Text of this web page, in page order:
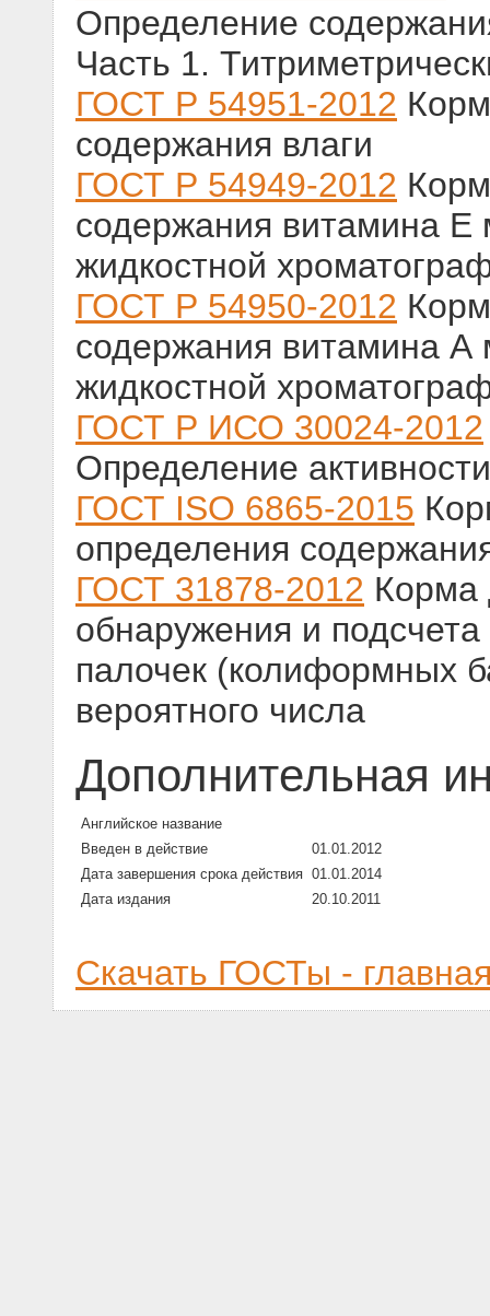
Определение
Часть 1.
ГОСТ Р 54951-2012
содержания влаги
ГОСТ Р 54949-2012
содержания витамина
жидкостной
ГОСТ Р 54950-2012
содержания витамина
жидкостной
ГОСТ Р ИСО 30024-2012
Определение
ГОСТ ISO 6865-2015
определения
ГОСТ 31878-2012 Корма
обнаружения и
палочек (колиформных
вероятного числа
Дополнительная
Английское название
Введен в действие
01.01.2012
Дата завершения срока действия 01.01.2014
Дата издания
20.10.2011
Скачать ГОСТы -